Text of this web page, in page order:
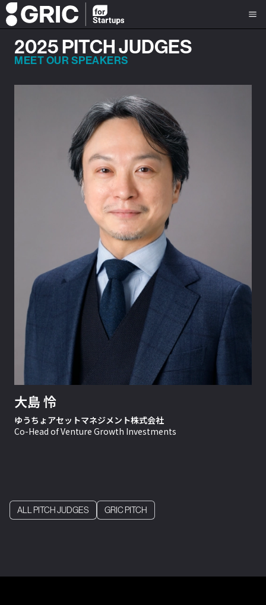
2025 PITCH JUDGES
MEET OUR SPEAKERS
大島 怜
ゆうちょアセットマネジメント株式会社
Co-Head of Venture Growth Investments
ALL PITCH JUDGES GRIC PITCH